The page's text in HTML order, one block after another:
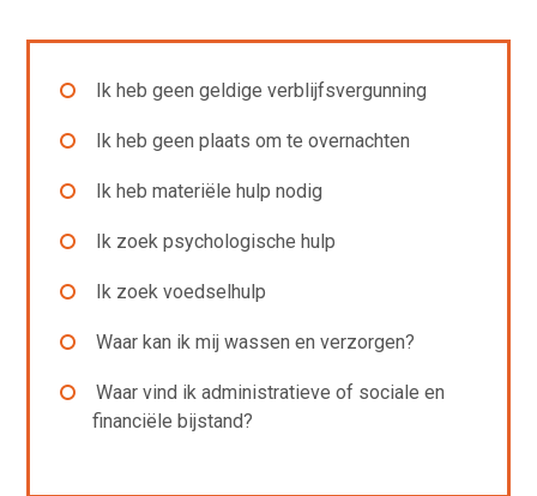
Ik heb geen geldige verblijfsvergunning
Ik heb geen plaats om te overnachten
Ik heb materiële hulp nodig
Ik zoek psychologische hulp
Ik zoek voedselhulp
Waar kan ik mij wassen en verzorgen?
Waar vind ik administratieve of sociale en
financiële bijstand?